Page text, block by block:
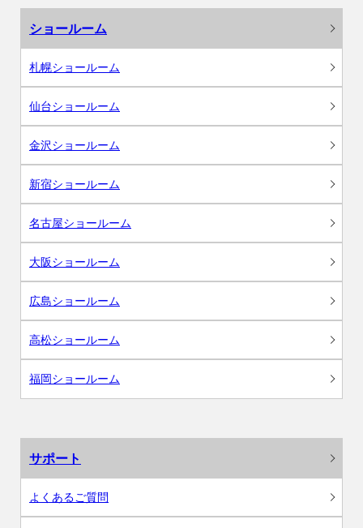
ショールーム
札幌ショールーム
仙台ショールーム
金沢ショールーム
新宿ショールーム
名古屋ショールーム
大阪ショールーム
広島ショールーム
高松ショールーム
福岡ショールーム
サポート
よくあるご質問